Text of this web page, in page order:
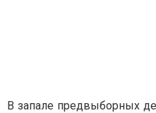
В запале предвыборных